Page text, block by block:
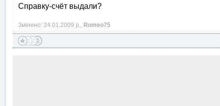
Справку-счёт выдали?
Змінено: 24.01.2009 р., Romeo75